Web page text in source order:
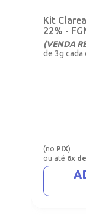
Kit
22% -
(VENDA
de 3g cada
(no PIX)
ou até 6x